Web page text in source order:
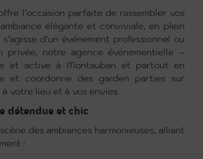
l’occasion parfaite de rassembler vos
élégante et conviviale, en plein
d’un événement professionnel ou
privée, notre agence événementielle –
et active à Montauban et partout en
et coordonne des garden parties sur
à votre lieu et à vos envies.
détendue et chic
des ambiances harmonieuses, alliant
: